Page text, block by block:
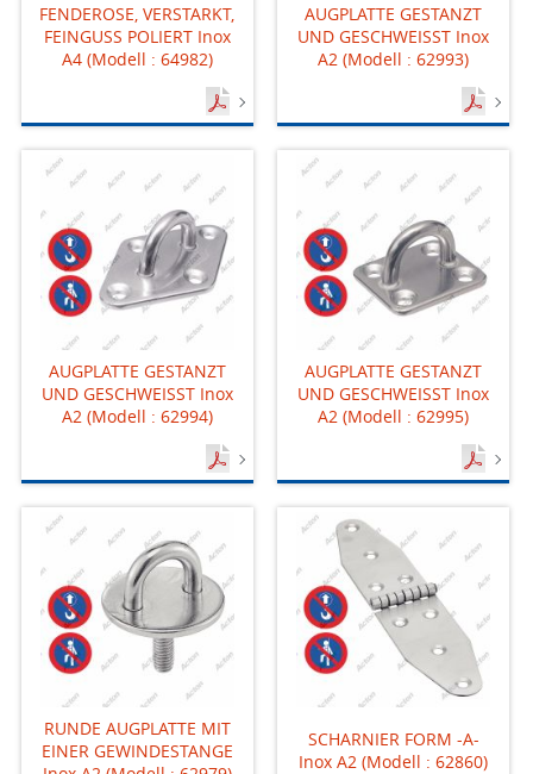
FENDEROSE, VERSTARKT,
FEINGUSS POLIERT Inox
A4 (Modell : 64982)
AUGPLATTE GESTANZT
UND GESCHWEISST Inox
A2 (Modell : 62993)
AUGPLATTE GESTANZT
UND GESCHWEISST Inox
A2 (Modell : 62994)
AUGPLATTE GESTANZT
UND GESCHWEISST Inox
A2 (Modell : 62995)
RUNDE AUGPLATTE MIT
EINER GEWINDESTANGE
SCHARNIER FORM -A-
Inox A2 (Modell : 62860)